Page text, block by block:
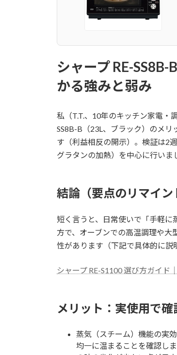
シャープ RE-
かる強みと弱み
私（T.T.、10年のキッチン家電・
SS8B-B（23L、ブラック）のメ
す（利益相反の開示）。検証は2
グラタンの加熱）を中心に行いま
結論（要点のリマイン
短く言うと、日常使いで「手軽
方で、オーブンでの高温調理や
性があります（下記で具体的に説
シャープ RE-S1100 選び方ガイド
メリット：実使用で確
蒸気（スチーム）機能の実
均一に温まることを確認し